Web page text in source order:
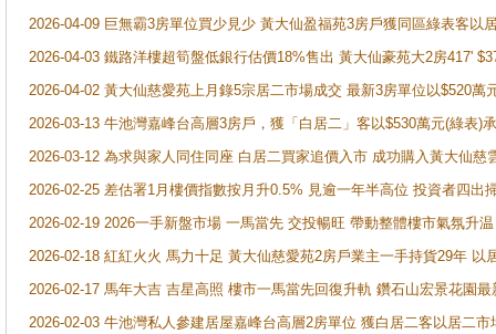
2026-04-09 巨無霸3房單位買少見少 黃大仙盈福苑3房戶獲同區綠表客以
2026-04-03 鐵路洋樓超筍盤低銀行估價18%售出 黃大仙豪苑大2房417'
2026-04-02 黃大仙慈愛苑上月錄5宗居二市場成交 最新3房單位以$520萬
2026-03-13 牛池灣嘉峰台高層3房戶，獲「白居二」客以$530萬元(綠表)
2026-03-12 為求與家人同住同座 白居二買家追價入市 成功購入黃大仙
2026-02-25 差估署1月樓價指數按月升0.5% 見逾一年半高位 投資者四
2026-02-19 2026一手新盤市場 一馬當先 交投暢旺 帶動整體樓市氣氛升
2026-02-18 紅紅火火 馬力十足 黃大仙慈愛苑2房戶業主一手持貨29年 以
2026-02-17 馬年大吉 吉星高照 樓市一馬當先回復升軌 鑽石山宏景花園
2026-02-03 牛池灣私人參建居屋嘉峰台高層2房單位 獲白居二客以居二市